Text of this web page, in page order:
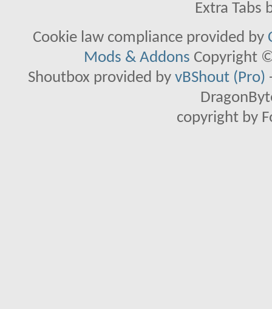
Extra Tabs
Cookie law compliance provided by
Mods & Addons Copyright
Shoutbox provided by vBShout (Pro)
copyright by